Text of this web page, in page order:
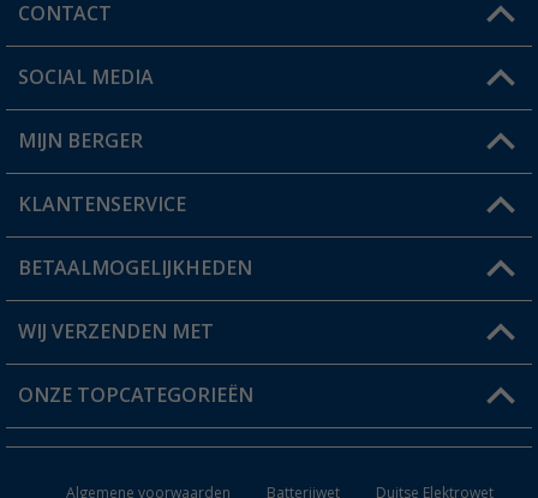
CONTACT
Een vraag?
Winkel vinden
SOCIAL MEDIA
MIJN BERGER
Mijn account
Status bestelling
Verlanglijstje
KLANTENSERVICE
FAQ & Contact
Verzendinformatie
Catalogus
BETAALMOGELIJKHEDEN
WIJ VERZENDEN MET
ONZE TOPCATEGORIEËN
Algemene voorwaarden Batterijwet Duitse Elektrowet